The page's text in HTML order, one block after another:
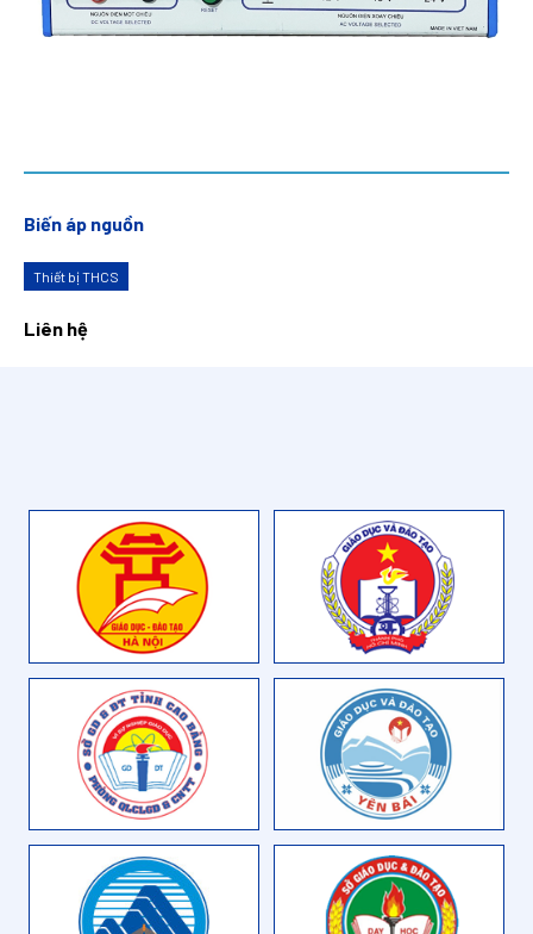
Biến áp nguồn
Thiết bị THCS
Liên hệ